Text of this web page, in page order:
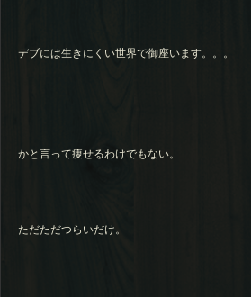
デブには生きにくい世界で御座います。。。
かと言って痩せるわけでもない。
ただただつらいだけ。